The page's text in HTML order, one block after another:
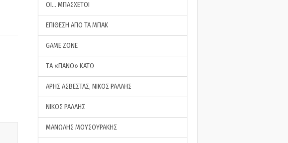
ΟΙ… ΜΠΑΣΧΕΤΟΙ
ΕΠΙΘΕΣΗ ΑΠΟ ΤΑ ΜΠΑΚ
GAME ZONE
ΤA «ΠΑΝΟ» ΚΑΤΩ
ΑΡΗΣ ΑΣΒΕΣΤΑΣ, ΝΙΚΟΣ ΡΑΛΛΗΣ
ΝΙΚΟΣ ΡΑΛΛΗΣ
ΜΑΝΩΛΗΣ ΜΟΥΣΟΥΡΑΚΗΣ